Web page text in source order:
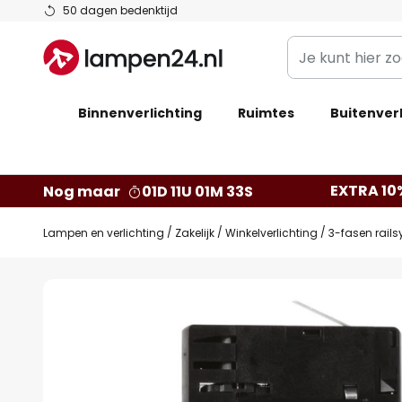
50 dagen bedenktijd
Ga
de
inhoud
Je
kunt
zoeken
webwinkel
Binnenverlichting Ruimtes
Nog maar 01D 11U 01M 32S EXTRA
Lampen en verlichting Zakelijk Winkelverlichting 3-fasen